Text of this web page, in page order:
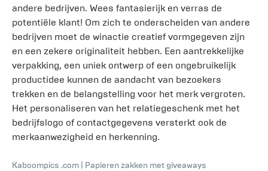
andere bedrijven. Wees fantasierijk en verras de
potentiële klant! Om zich te onderscheiden van andere
bedrijven moet de winactie creatief vormgegeven zijn
en een zekere originaliteit hebben. Een aantrekkelijke
verpakking, een uniek ontwerp of een ongebruikelijk
productidee kunnen de aandacht van bezoekers
trekken en de belangstelling voor het merk vergroten.
Het personaliseren van het relatiegeschenk met het
bedrijfslogo of contactgegevens versterkt ook de
merkaanwezigheid en herkenning.
Kaboompics .com Papieren zakken met giveaways